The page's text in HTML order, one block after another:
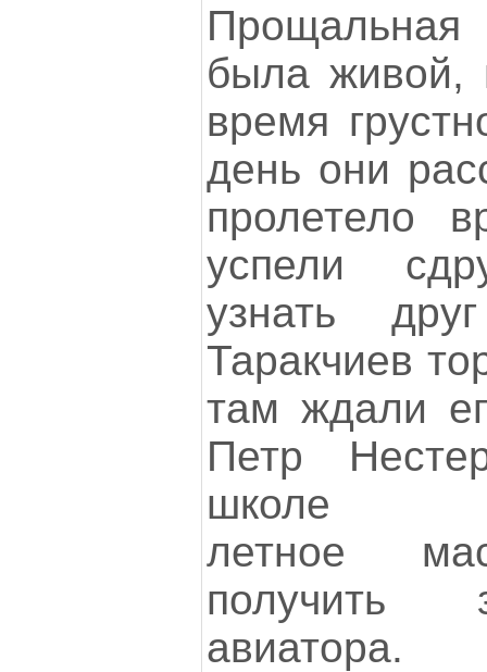
была живой,
время
день они
пролетело
успели
узнать
Таракчиев
там ждали
Петр
школе
летное
получить
авиатора.